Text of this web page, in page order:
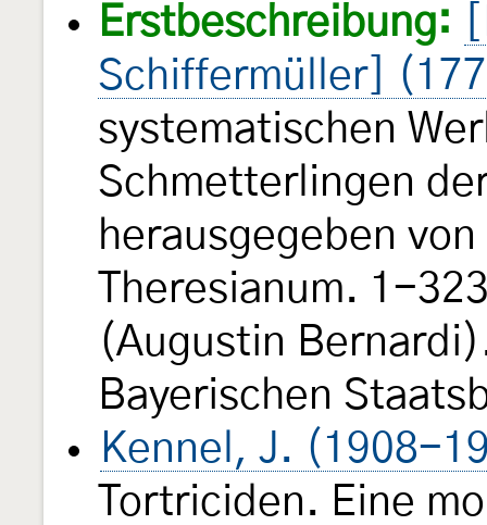
Erstbeschreibung:
Schiffermüller]
systematischen
Schmetterlingen
herausgegeben
Theresianum. 1-
(Augustin
Bayerischen
Kennel, J. (1908-
Tortriciden. Eine